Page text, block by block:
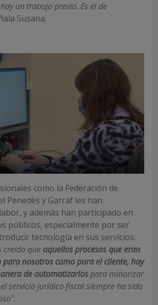
un trabajo previo. Es el de
Susana.
como la Federación de
Penedès y Garraf les han
y además han participado en
públicos, especialmente por ser
tecnología en sus servicios:
creído que aquellos procesos que eran
nosotros como para el cliente, hay
de automatizarlospara minorizar
el servicio jurídico fiscal siempre ha sido